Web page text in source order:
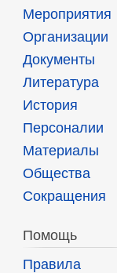
Мероприятия
Организации
Документы
Литература
История
Персоналии
Материалы
Общества
Сокращения
Помощь
Правила